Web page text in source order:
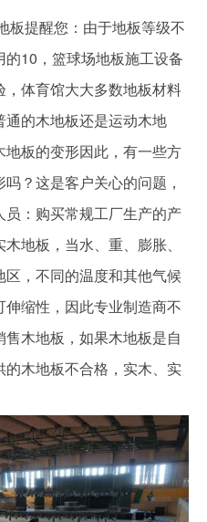
提醒您：由于地板等级不
10，篮球场地板施工设备
体育馆大大多数地板材料
的木地板还是运动木地
板的变形因此，有一些方
？这是客户关心的问题，
：购买常规工厂生产的产
地板，当水、重、膨胀、
，不同的温度和其他气候
缩性，因此专业制造商不
木地板，如果木地板是自
木地板不合格，实木、实